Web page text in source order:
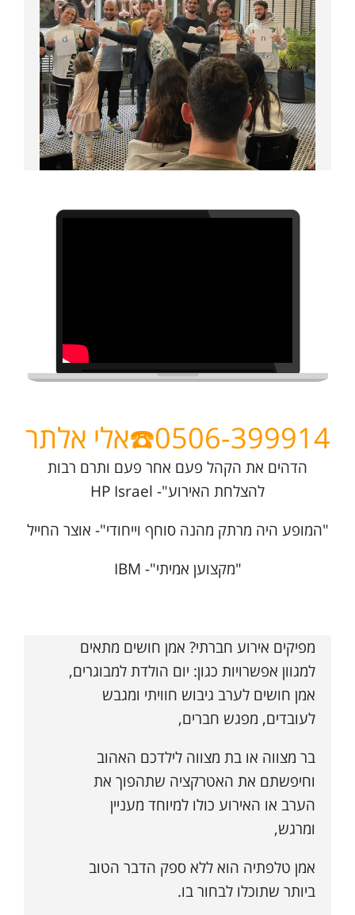
0506-399914☎️אלי אלתר
הדהים את הקהל פעם אחר פעם ותרם רבות
להצלחת האירוע"- HP Israel
"המופע היה מרתק מהנה סוחף וייחודי"- אוצר החייל
"מקצוען אמיתי"- IBM
מפיקים אירוע חברתי? אמן חושים מתאים
למגוון אפשרויות כגון: יום הולדת למבוגרים,
אמן חושים לערב גיבוש חוויתי ומגבש
לעובדים, מפגש חברים,
בר מצווה או בת מצווה לילדכם האהוב
וחיפשתם את האטרקציה שתהפוך את
הערב או האירוע כולו למיוחד מעניין
ומרגש,
אמן טלפתיה הוא ללא ספק הדבר הטוב
ביותר שתוכלו לבחור בו.